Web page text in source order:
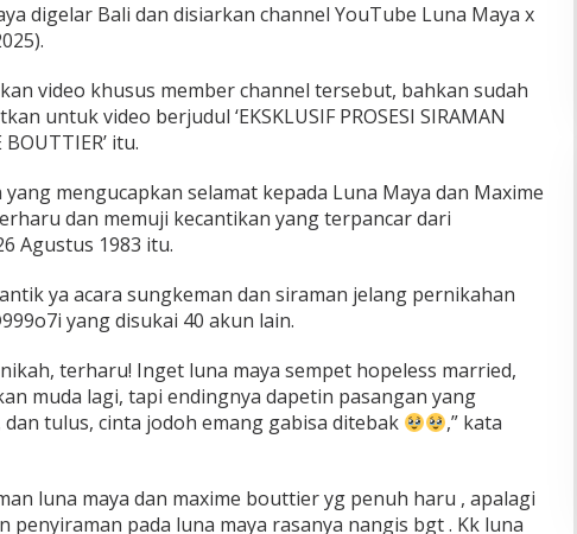
digelar Bali dan disiarkan channel YouTube Luna Maya x
video khusus member channel tersebut, bahkan sudah
untuk video berjudul ‘EKSKLUSIF PROSESI SIRAMAN
itu.
mengucapkan selamat kepada Luna Maya dan Maxime
dan memuji kecantikan yang terpancar dari
Agustus 1983 itu.
ya acara sungkeman dan siraman jelang pernikahan
yang disukai 40 akun lain.
terharu! Inget luna maya sempet hopeless married,
muda lagi, tapi endingnya dapetin pasangan yang
tulus, cinta jodoh emang gabisa ditebak
,” kata
luna maya dan maxime bouttier yg penuh haru , apalagi
penyiraman pada luna maya rasanya nangis bgt . Kk luna